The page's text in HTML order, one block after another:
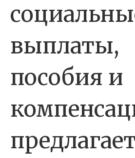
выплаты,
пособия и